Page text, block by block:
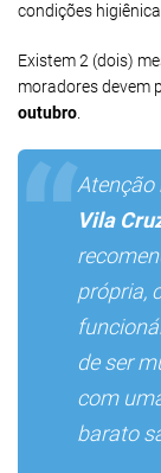
condições
Existem 2 (dois)
moradores devem
outubro
Atenção
Vila
própria,
de ser
com
barato